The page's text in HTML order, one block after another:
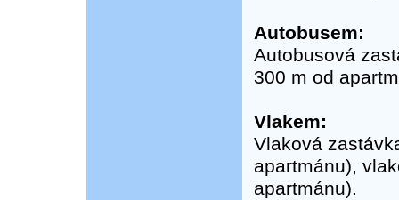
Autobusem:
Autobusová
300 m od
Vlakem:
Vlaková
apartmánu),
apartmánu).